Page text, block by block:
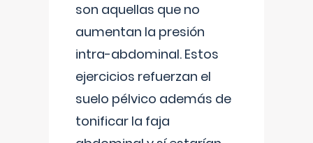
son aquellas que no
aumentan la presión
intra-abdominal. Estos
ejercicios refuerzan el
suelo pélvico además de
tonificar la faja